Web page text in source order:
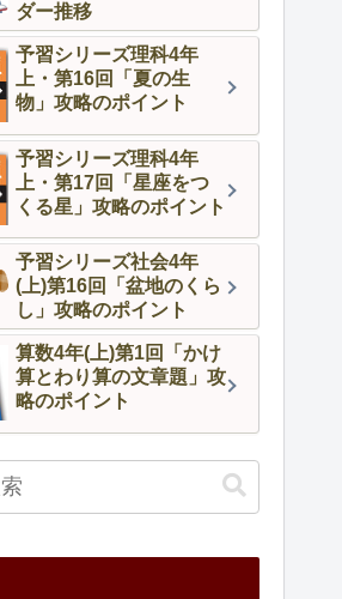
ダー推移
予習シリーズ理科4年
上・第16回「夏の生
物」攻略のポイント
予習シリーズ理科4年
上・第17回「星座をつ
くる星」攻略のポイント
予習シリーズ社会4年
(上)第16回「盆地のくら
し」攻略のポイント
算数4年(上)第1回「かけ
算とわり算の文章題」攻
略のポイント